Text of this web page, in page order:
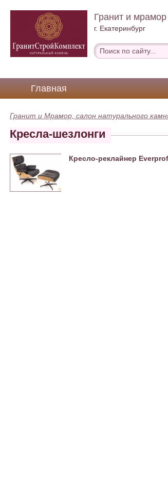
Гранит и
г. Екатеринбург
Главная
Гранит и Мрамор, салон натурального
Кресла-шезлонги
Кресло-реклайнер